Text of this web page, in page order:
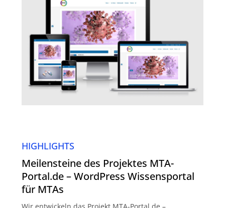
HIGHLIGHTS
Meilensteine des Projektes MTA-
Portal.de – WordPress Wissensportal
für MTAs